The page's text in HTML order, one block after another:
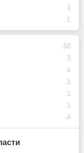
1
1
38
3
4
1
1
1
4